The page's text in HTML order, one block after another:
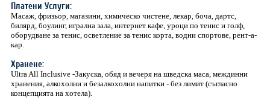
Платени Услуги:
Масаж, фризьор, магазини, химическо чистене, лекар, боча, дартс,
билярд, боулинг, игрална зала, интернет кафе, уроци по тенис и голф,
оборудване за тенис, осветление за тенис корта, водни спортове, рент-а-
кар.
Хранене:
Ultra All Inclusive -Закуска, обяд и вечеря на шведска маса, междинни
хранения, алкохолни и безалкохолни напитки - без лимит (съгласно
концепцията на хотела).